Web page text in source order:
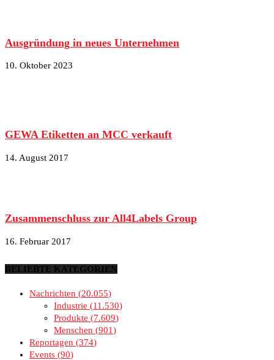
Ausgründung in neues Unternehmen
10. Oktober 2023
GEWA Etiketten an MCC verkauft
14. August 2017
Zusammenschluss zur All4Labels Group
16. Februar 2017
BELIEBTE KATEGORIEN
Nachrichten
20.055
Industrie
11.530
Produkte
7.609
Menschen
901
Reportagen
374
Events 90